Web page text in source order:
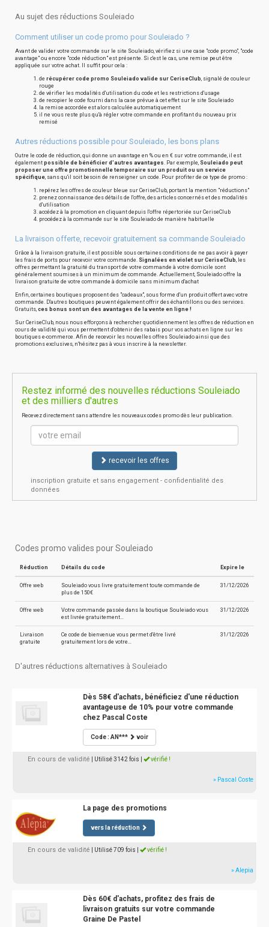
Au sujet des réductions Souleiado
Comment utiliser un code promo pour Souleiado ?
Avant de valider votre commande sur le site Souleiado, vérifiez si une case "code promo", "code
avantage" ou encore "code réduction" est présente. Si c'est le cas, une remise peut être
appliquée sur votre achat. Il suffit pour cela :
de récupérer code promo Souleiado valide sur CeriseClub, signalé de couleur
rouge
de vérifier les modalités d'utilisation du code et les restrictions d'usage
de recopier le code fourni dans la case prévue à cet effet sur le site Souleiado
la remise accordée est alors calculée automatiquement
il ne vous reste plus qu'à régler votre commande en profitant du nouveau prix
remisé
Autres réductions possible pour Souleiado, les bons plans
Outre le code de réduction, qui donne un avantage en % ou en € sur votre commande, il est
également possible de bénéficier d'autres avantages. Par exemple, Souleiado peut
proposer une offre promotionnelle temporaire sur un produit ou un service
spécifique, sans qu'il soit besoin de renseigner un code. Pour profiter de ce type de promo :
repérez les offres de couleur bleue sur CeriseClub, portant la mention "réductions"
prenez connaissance des détails de l'offre, des articles concernés et des modalités
d'utilisation
accédez à la promotion en cliquant depuis l'offre répertoriée sur CeriseClub
procédez à la commande sur le site Souleiado de manière habituelle
La livraison offerte, recevoir gratuitement sa commande Souleiado
Grâce à la livraison gratuite, il est possible sous certaines conditions de ne pas avoir à payer
les frais de ports pour recevoir votre commande. Signalées en violet sur CeriseClub, les
offres permettant la gratuité du transport de votre commande à votre domicile sont
généralement soumises à un minimum de commande. Actuellement, Souleiado offre la
livraison gratuite de votre commande à domicile sans minimum d'achat
Enfin, certaines boutiques proposent des "cadeaux", sous forme d'un produit offert avec votre
commande. D'autres boutiques peuvent également offrir des échantillons ou des services.
Gratuits, ces bonus sont un des avantages de la vente en ligne !
Sur CeriseClub, nous nous efforçons à rechercher quotidiennement les offres de réduction en
cours de validité qui vous permettent d'obtenir des rabais pour vos achats en ligne sur les
boutiques e-commerce. Afin de recevoir les nouvelles offres Souleiado ainsi que des
promotions exclusives, n'hésitez pas à vous inscrire à la newsletter.
Restez informé des nouvelles réductions Souleiado
et des milliers d'autres
Recevez directement sans attendre les nouveaux codes promo dès leur publication.
recevoir les offres
inscription gratuite et sans engagement - confidentialité des
données
Codes promo valides pour Souleiado
Réduction Détails du code Expire le
Offre web
Souleiado vous livre gratuitement toute commande de
plus de 150€
31/12/2026
Offre web
Votre commande passée dans la boutique Souleiado vous
est livrée gratuitement…
31/12/2026
Livraison
gratuite
Ce code de bienvenue vous permet d'être livré
gratuitement lors de votre…
31/12/2026
D'autres réductions alternatives à Souleiado
Dès 58€ d'achats, bénéficiez d'une réduction
avantageuse de 10% pour votre commande
chez Pascal Coste
Code : AN*** voir
En cours de validité | Utilisé 3142 fois vérifié !
» Pascal Coste
La page des promotions
vers la réduction
En cours de validité | Utilisé 709 fois vérifié !
» Alepia
Dès 60€ d'achats, profitez des frais de
livraison gratuits sur votre commande
Graine De Pastel